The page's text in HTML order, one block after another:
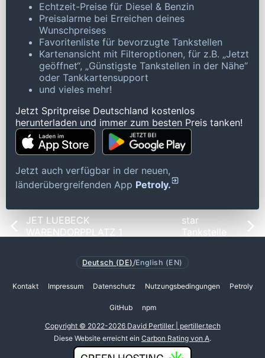
Echtzeit-Preise für Diesel & Benzin
Preisalarme bei Erreichen deines
Wunschpreises
Favoritenliste für bevorzugte Tankstellen
Kartenansicht mit Filteroptionen, für z.B. „Jetzt
geöffnet“, „Günstigste Tankstellen in der Nähe“
oder Tankkartensupport
und vieles mehr!
Jetzt Spritpreise Deutschland kostenlos
herunterladen und immer zum besten Preis tanken!
Jetzt auch verfügbar in der neuen,
länderübergreifenden App Petroly.
JET LUEBECK
WARENDORPPLATZ 1
star
Tankstelle
Deutsch (DE) /English (EN)
Kontakt Impressum Datenschutz Nutzungsbedingungen Petroly
GitHub npm
Copyright © 2022-2026 David Pertiller | pertiller.tech
Diese Website erreicht ein Carbon Rating von A.